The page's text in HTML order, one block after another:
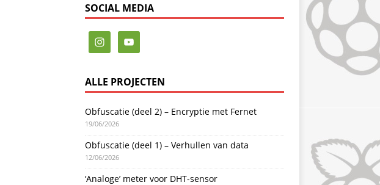
SOCIAL MEDIA
ALLE PROJECTEN
Obfuscatie (deel 2) – Encryptie met Fernet
19/06/2026
Obfuscatie (deel 1) – Verhullen van data
12/06/2026
‘Analoge’ meter voor DHT-sensor